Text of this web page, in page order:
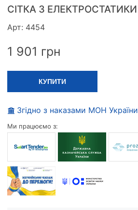
СІТКА З ЕЛЕКТРОСТАТИКИ
Арт: 4454
1 901 грн
КУПИТИ
Згідно з наказами МОН України
Ми працюємо з: